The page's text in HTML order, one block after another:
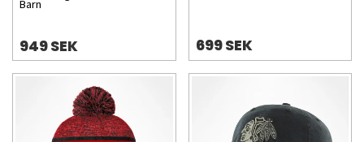
Barn
949 SEK 699 SEK